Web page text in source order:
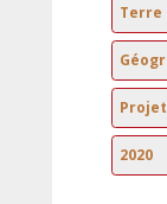
Terre
2020